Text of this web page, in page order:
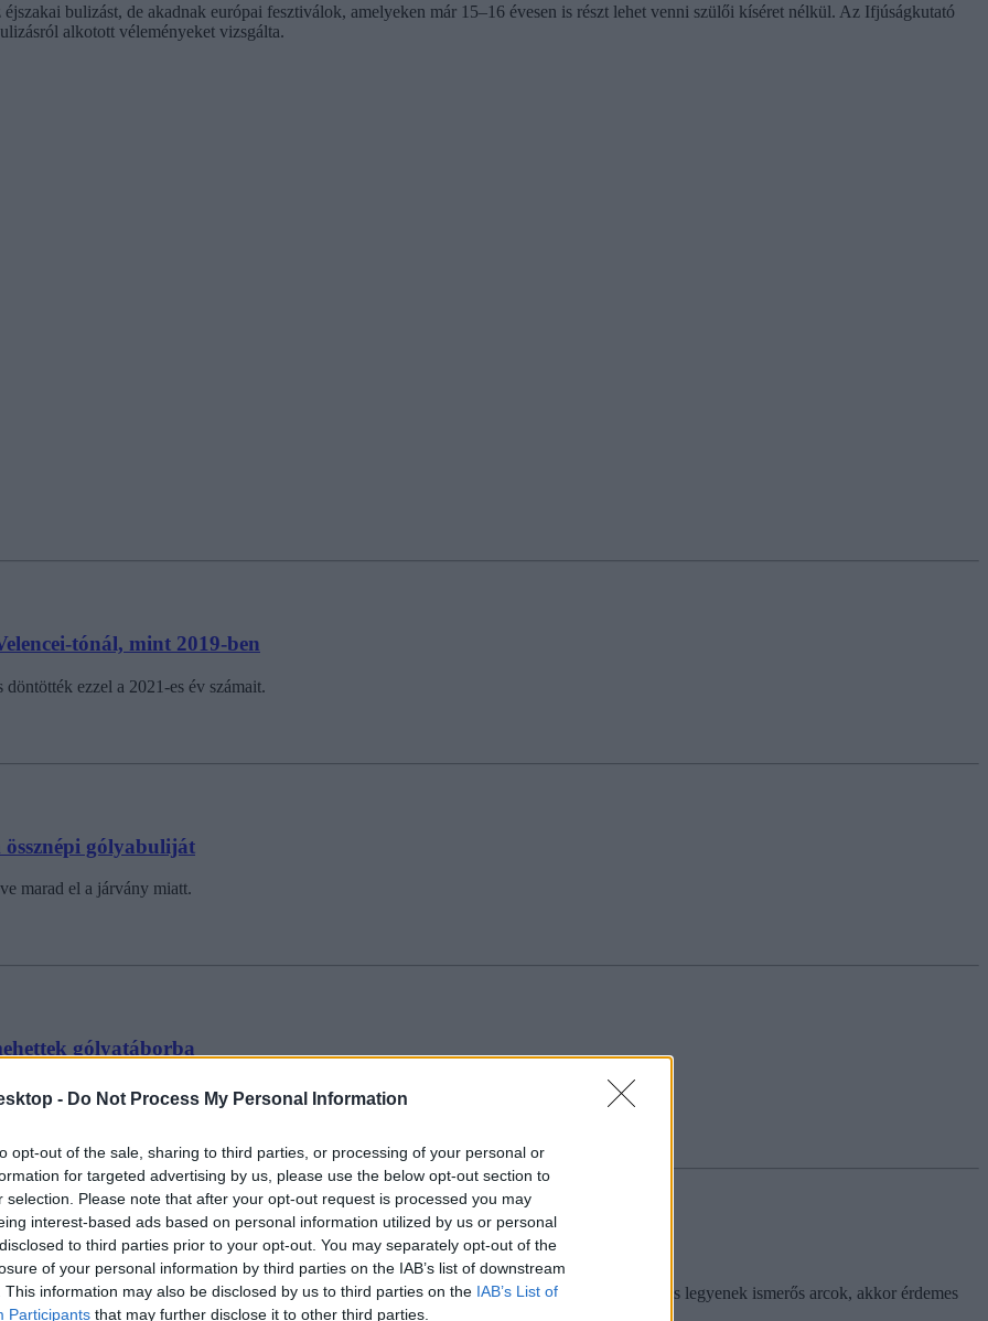
- Do Not Process My Personal Information
opt-out of the sale, sharing to third parties, or processing of your personal or
for targeted advertising by us, please use the below opt-out section to
selection. Please note that after your opt-out request is processed you may
interest-based ads based on personal information utilized by us or personal
to third parties prior to your opt-out. You may separately opt-out of the
of your personal information by third parties on the IAB’s list of downstream
This information may also be disclosed by us to third parties on the IAB’s List of
Participants that may further disclose it to other third parties.
bulizást, de akadnak európai fesztiválok, amelyeken már 15–16 évesen is részt lehet venni szülői kíséret nélkül. Az Ifjúságkutató
alkotott véleményeket vizsgálta.
tónál, mint 2019-ben
ezzel a 2021-es év számait.
gólyabuliját
marad el a járvány miatt.
gólyatáborba
feltételhez kötik a részvételt: mindenkinek kell oltási igazolvány.
a bulikat az elsőéveseknek
meghirdették az első gólyatalálkozókat és bulikat. Ha szeretnétek, hogy már a gólyatáborban is legyenek ismerős arcok, akkor érdemes
megtudunk újabb eseményeket, frissítjük a cikket.